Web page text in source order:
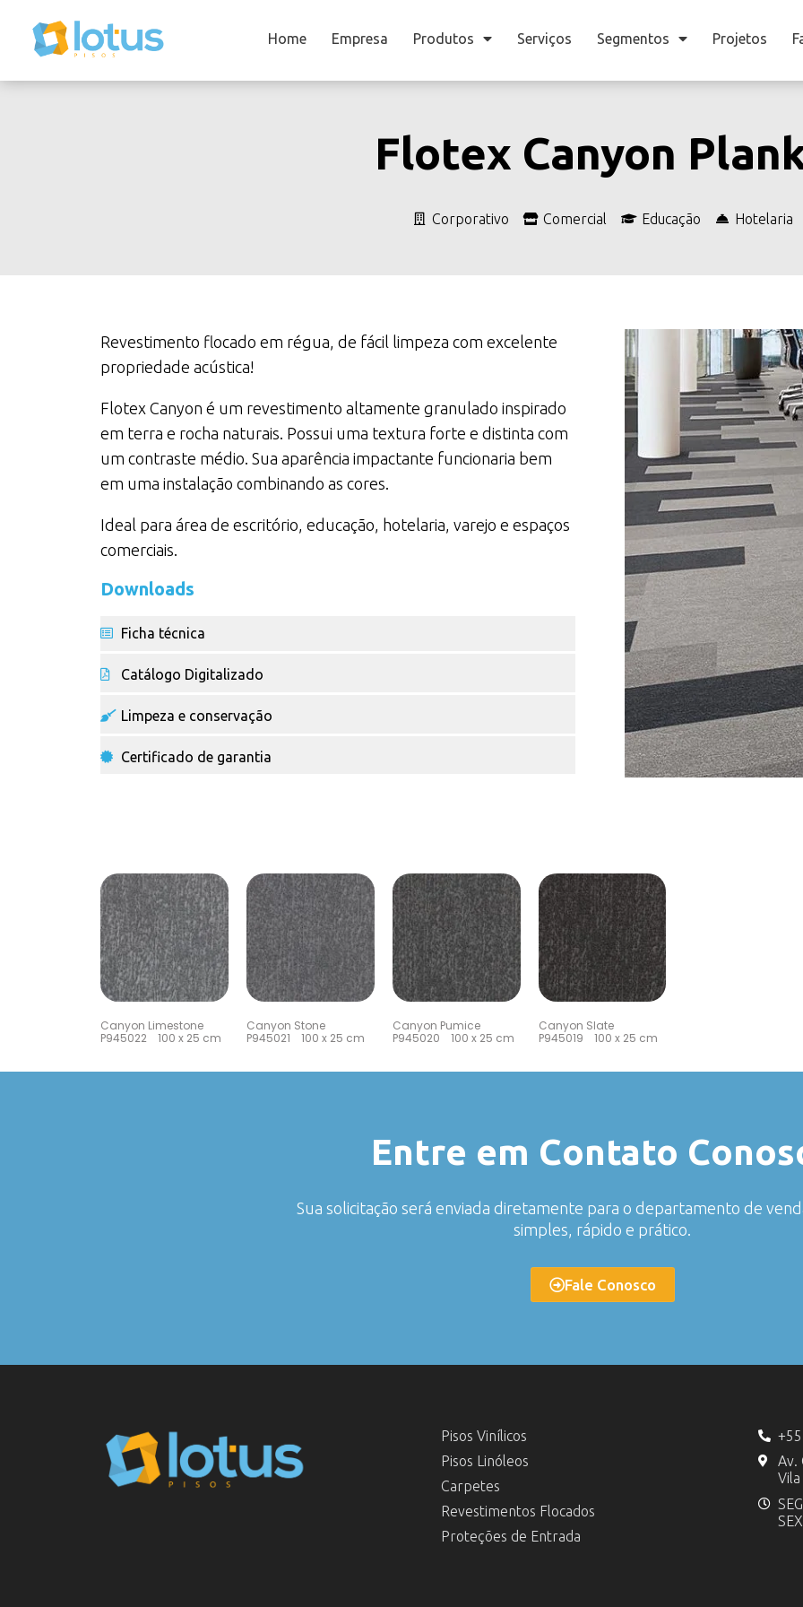
Home Empresa Produtos Serviços Segmentos Projetos
Flotex Canyon
Corporativo Comercial Educação Hotelaria
Revestimento flocado em régua, de fácil limpeza com excelente
propriedade acústica!
Flotex Canyon é um revestimento altamente granulado inspirado
em terra e rocha naturais. Possui uma textura forte e distinta com
um contraste médio. Sua aparência impactante funcionaria bem
em uma instalação combinando as cores.
Ideal para área de escritório, educação, hotelaria, varejo e espaços
comerciais.
Downloads
Ficha técnica
Catálogo Digitalizado
Limpeza e conservação
Certificado de garantia
Canyon Limestone
P945022 100 x 25 cm
Canyon Stone
P945021 100 x 25 cm
Canyon Pumice
P945020 100 x 25 cm
Canyon Slate
P945019 100 x 25 cm
Entre em Contato
Sua solicitação será enviada diretamente para o departamento de
simples, rápido e prático.
Fale Conosco
Pisos Vinílicos
Pisos Linóleos
Carpetes
Revestimentos Flocados
Proteções de Entrada
Av.